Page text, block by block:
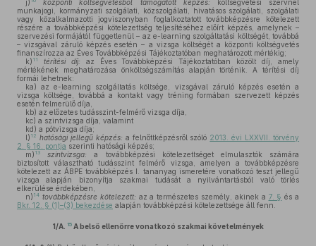
j) központi költségvetésből támogatott képzés: költségvetési szervnél
munkajogi, kormányzati szolgálati, közszolgálati, hivatásos szolgálati, szolgálati
vagy közalkalmazotti jogviszonyban foglalkoztatott továbbképzésre kötelezett
részére a továbbképzési kötelezettség teljesítéséhez előírt képzés, amelynek –
szervezési formájától függetlenül – az e-learning szolgáltatási költségét, továbbá
– vizsgával záruló képzés esetén – a vizsga költségét a központi költségvetés
finanszírozza az Éves Továbbképzési Tájékoztatóban meghatározott mértékig;
k) 11 térítési díj: az Éves Továbbképzési Tájékoztatóban közölt díj, amely
mértékének meghatározása önköltségszámítás alapján történik. A térítési díj
formái lehetnek:
ka) az e-learning szolgáltatás költsége, vizsgával záruló képzés esetén a
vizsga költsége, továbbá a kontakt vagy tréning formában szervezett képzés
esetén felmerülő díja,
kb) az előzetes tudásszint-felmérő vizsga díja,
kc) a szintvizsga díja, valamint
kd) a pótvizsga díja;
l) 12 hatósági jellegű képzés: a felnőttképzésről szóló 2013. évi LXXVII. törvény
2. § 16. pontja szerinti hatósági képzés;
m) 13 szintvizsga: a továbbképzési kötelezettséget elmulasztók számára
biztosított választható tudásszint felmérő vizsga, amelyen a továbbképzésre
kötelezett az ÁBPE továbbképzés I. tananyag ismeretére vonatkozó teszt jellegű
vizsga alapján bizonyítja szakmai tudását a nyilvántartásból való törlés
elkerülése érdekében,
n) 14 továbbképzésre kötelezett: az a természetes személy, akinek a 7. § és a
Bkr. 12. § (1)–(3) bekezdése alapján továbbképzési kötelezettsége áll fenn.
1/A. 15A belső ellenőrre vonatkozó szakmai követelmények